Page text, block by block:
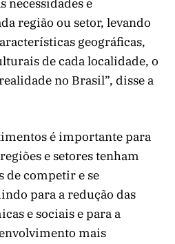
necessidades e
região ou setor, levando
geográficas,
de cada localidade, o
no Brasil”, disse a
é importante para
e setores tenham
de competir e se
para a redução das
e sociais e para a
mais